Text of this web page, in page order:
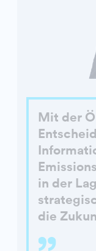
Mit der
in der
die